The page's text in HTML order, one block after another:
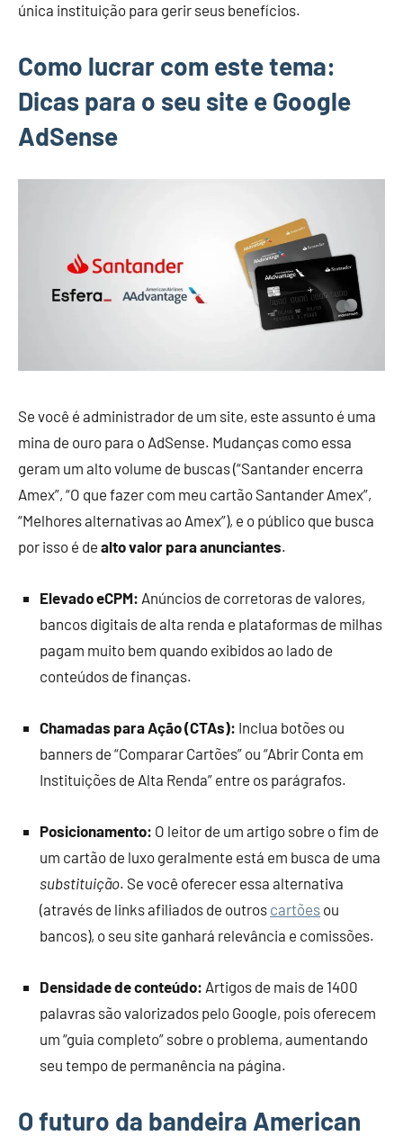
única instituição para gerir seus benefícios.
Como lucrar com este tema:
Dicas para o seu site e Google
AdSense
Se você é administrador de um site, este assunto é uma
mina de ouro para o AdSense. Mudanças como essa
geram um alto volume de buscas (“Santander encerra
Amex”, “O que fazer com meu cartão Santander Amex”,
“Melhores alternativas ao Amex”), e o público que busca
por isso é de alto valor para anunciantes.
Elevado eCPM: Anúncios de corretoras de valores,
bancos digitais de alta renda e plataformas de milhas
pagam muito bem quando exibidos ao lado de
conteúdos de finanças.
Chamadas para Ação (CTAs): Inclua botões ou
banners de “Comparar Cartões” ou “Abrir Conta em
Instituições de Alta Renda” entre os parágrafos.
Posicionamento: O leitor de um artigo sobre o fim de
um cartão de luxo geralmente está em busca de uma
substituição. Se você oferecer essa alternativa
(através de links afiliados de outros cartões ou
bancos), o seu site ganhará relevância e comissões.
Densidade de conteúdo: Artigos de mais de 1400
palavras são valorizados pelo Google, pois oferecem
um “guia completo” sobre o problema, aumentando
seu tempo de permanência na página.
O futuro da bandeira American